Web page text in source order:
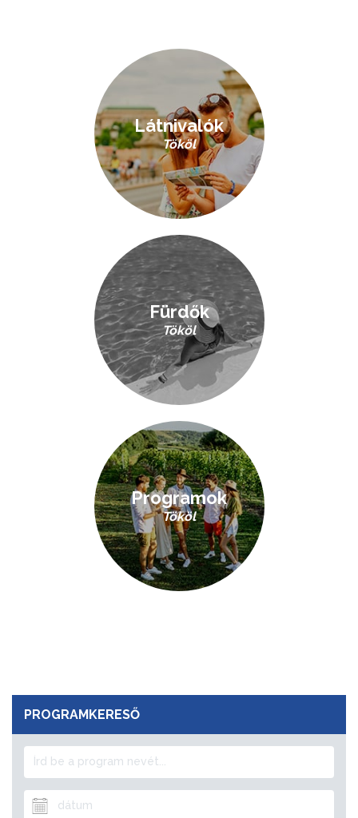
Látnivalók
Tököl
Fürdők
Tököl
Programok
Tököl
PROGRAMKERESŐ